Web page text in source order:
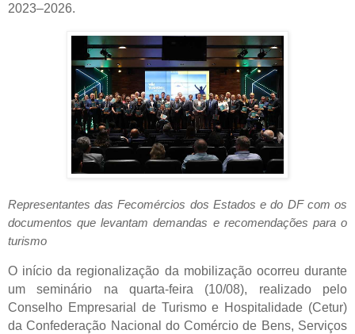
2023–2026.
Representantes das Fecomércios dos Estados e do DF com os
documentos que levantam demandas e recomendações para o
turismo
O início da regionalização da mobilização ocorreu durante
um seminário na quarta-feira (10/08), realizado pelo
Conselho Empresarial de Turismo e Hospitalidade (Cetur)
da Confederação Nacional do Comércio de Bens, Serviços